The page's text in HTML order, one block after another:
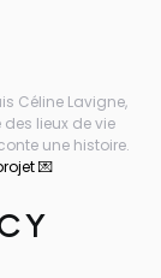
Céline Lavigne,
lieux de vie
une histoire.
💌